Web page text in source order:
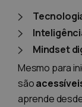
Mindset
Mesmo para
são
aprende